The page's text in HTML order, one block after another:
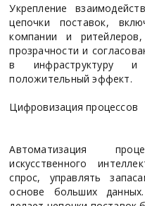
Укрепление
цепочки поставок,
компании и
прозрачности и
в инфраструктуру
положительный эффект.
Цифровизация процессов
Автоматизация
искусственного
спрос, управлять
основе больших